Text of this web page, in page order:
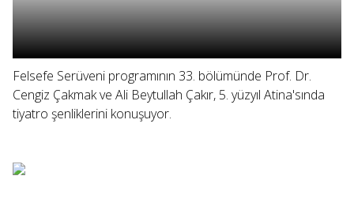
Felsefe Serüveni programının 33. bölümünde Prof. Dr.
Cengiz Çakmak ve Ali Beytullah Çakır, 5. yüzyıl Atina'sında
tiyatro şenliklerini konuşuyor.